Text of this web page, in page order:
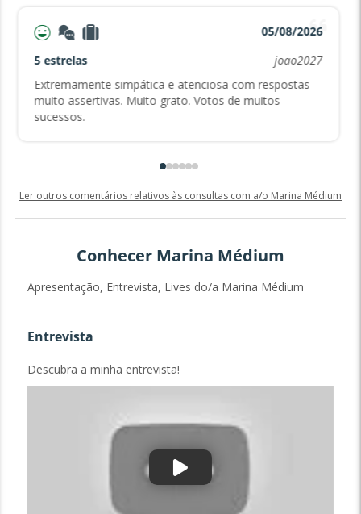
05/08/2026
5 estrelas
joao2027
Extremamente simpática e atenciosa com respostas
muito assertivas. Muito grato. Votos de muitos
sucessos.
Ler outros comentários relativos às consultas com a/o Marina Médium
Conhecer Marina Médium
Apresentação, Entrevista, Lives do/a Marina Médium
Entrevista
Descubra a minha entrevista!